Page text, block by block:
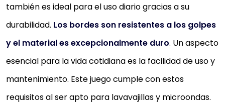
50,36 €
también es ideal para el uso diario gracias a su
durabilidad. Los bordes son resistentes a los golpes
y el material es excepcionalmente duro. Un aspecto
esencial para la vida cotidiana es la facilidad de uso y
mantenimiento. Este juego cumple con estos
requisitos al ser apto para lavavajillas y microondas.